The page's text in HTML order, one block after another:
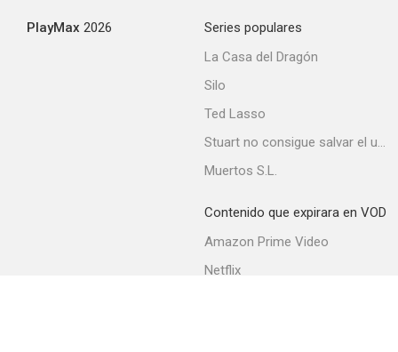
PlayMax 2026
Series populares
La Casa del Dragón
Silo
Ted Lasso
Stuart no consigue salvar el universo
Muertos S.L.
Contenido que expirara en VOD
Amazon Prime Video
Netflix